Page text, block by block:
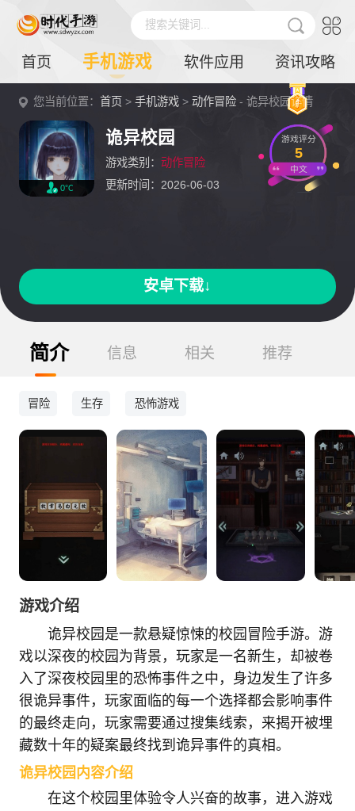
搜索关键词...
首页 手机游戏 软件应用 资讯攻略
您当前位置：首页 >手机游戏 >动作冒险 - 诡异校园详情
0℃
诡异校园
游戏类别： 动作冒险
更新时间：2026-06-03
游戏评分
5
中文
安卓下载↓
简介 信息 相关 推荐
冒险 生存 恐怖游戏
游戏介绍
诡异校园是一款悬疑惊悚的校园冒险手游。游
戏以深夜的校园为背景，玩家是一名新生，却被卷
入了深夜校园里的恐怖事件之中，身边发生了许多
很诡异事件，玩家面临的每一个选择都会影响事件
的最终走向，玩家需要通过搜集线索，来揭开被埋
藏数十年的疑案最终找到诡异事件的真相。
诡异校园内容介绍
在这个校园里体验令人兴奋的故事，进入游戏